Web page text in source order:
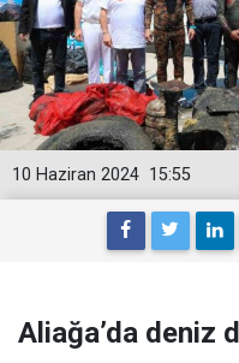
15:55
10 Haziran 2024
Aliağa’da deniz